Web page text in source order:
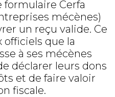
formulaire Cerfa
mécènes)
un reçu valide. Ce
officiels que la
à ses mécènes
déclarer leurs dons
et de faire valoir
fiscale.